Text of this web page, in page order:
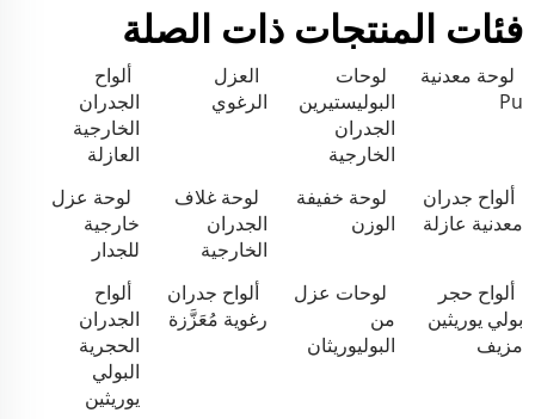
فئات المنتجات ذات الصلة
لوحة معدنية
Pu
لوحات
البوليستيرين
الجدران
الخارجية
العزل
الرغوي
ألواح
الجدران
الخارجية
العازلة
ألواح جدران
معدنية عازلة
لوحة خفيفة
الوزن
لوحة غلاف
الجدران
الخارجية
لوحة عزل
خارجية
للجدار
ألواح حجر
بولي يوريثين
مزيف
لوحات عزل
من
البوليوريثان
ألواح جدران
رغوية مُعَزَّزة
ألواح
الجدران
الحجرية
البولي
يوريثين